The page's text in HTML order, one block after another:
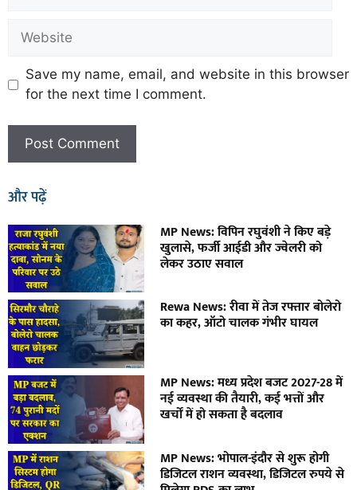
Save my name, email, and website in this browser
for the next time I comment.
और पढ़ें
MP News: विपिन रघुवंशी ने किए बड़े
खुलासे, फर्जी आईडी और ज्वेलरी को
लेकर उठाए सवाल
Rewa News: रीवा में तेज रफ्तार बोलेरो
का कहर, ऑटो चालक गंभीर घायल
MP News: मध्य प्रदेश बजट 2027-28 में
नई व्यवस्था की तैयारी, कई भत्तों और
खर्चों में हो सकता है बदलाव
MP News: भोपाल-इंदौर से शुरू होगी
डिजिटल राशन व्यवस्था, डिजिटल रुपये से